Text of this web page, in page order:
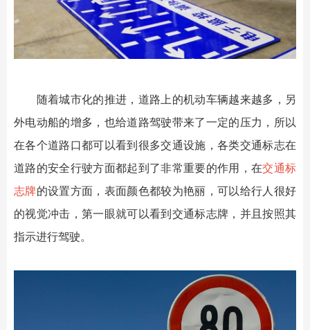
随着城市化的推进，道路上的机动车辆越来越多，另
外电动船的增多，也给道路驾驶带来了一定的压力，所以
在各个道路口都可以看到很多交通设施，各类交通标志在
道路的安全行驶方面都起到了非常重要的作用，在交通标
志牌的设置方面，表面颜色都较为艳丽，可以给行人很好
的视觉冲击，第一眼就可以看到交通标志牌，并且按照其
指示进行驾驶。